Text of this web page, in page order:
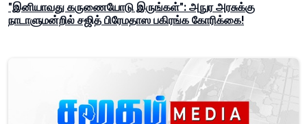
"இனியாவது கருணையோடு இருங்கள்": அநுர அரசுக்கு
நாடாளுமன்றில் சஜித் பிரேமதாஸ பகிரங்க கோரிக்கை!